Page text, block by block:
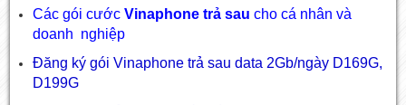
Các gói cướcVinaphone trả saucho cá nhân và
doanh nghiệp
Đăng ký gói Vinaphone trả sau data 2Gb/ngày D169G,
D199G